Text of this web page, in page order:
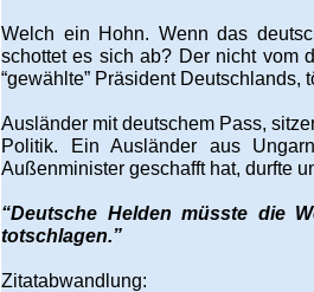
Welch ein Hohn. Wenn das
schottet es sich ab? Der nicht vom
“gewählte” Präsident Deutschlands,
Ausländer mit deutschem Pass,
Politik. Ein Ausländer aus
Außenminister geschafft hat, durfte
“Deutsche Helden müsste die
totschlagen.”
Zitatabwandlung: